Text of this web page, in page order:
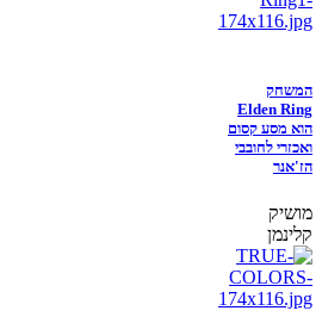
המשחק
Elden Ring
הוא מסע קסום
ואכזרי לחובבי
הז'אנר
מושיק
קלינמן